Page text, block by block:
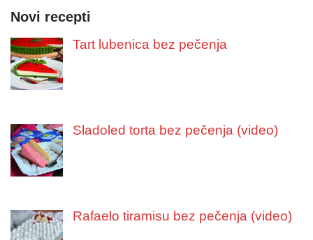
Novi recepti
Tart lubenica bez pečenja
Sladoled torta bez pečenja (video)
Rafaelo tiramisu bez pečenja (video)